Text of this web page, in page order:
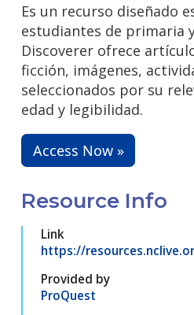
Es un recurso diseñado
estudiantes de primaria
Discoverer ofrece
ficción, imágenes,
seleccionados por su
edad y legibilidad.
Access Now »
Resource Info
Link
https://
Provided by
ProQuest